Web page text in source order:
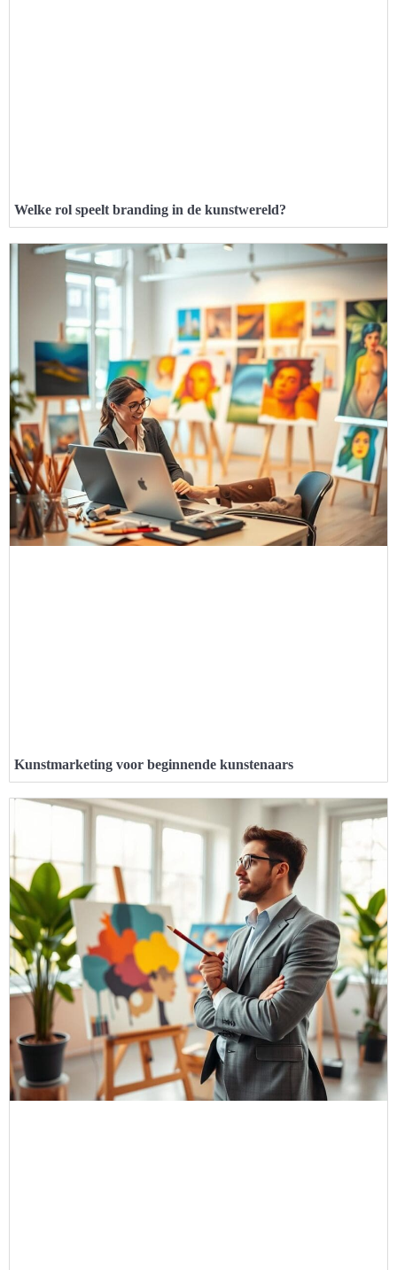
Welke rol speelt branding in de kunstwereld?
Kunstmarketing voor beginnende kunstenaars